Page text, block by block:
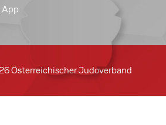
App
Österreichischer Judoverband